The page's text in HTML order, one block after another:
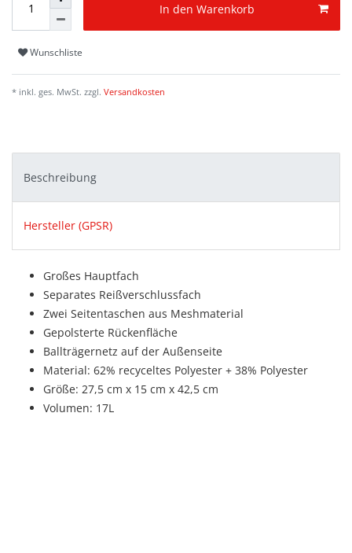
In den Warenkorb
Wunschliste
* inkl. ges. MwSt. zzgl. Versandkosten
Beschreibung
Hersteller (GPSR)
Großes Hauptfach
Separates Reißverschlussfach
Zwei Seitentaschen aus Meshmaterial
Gepolsterte Rückenfläche
Ballträgernetz auf der Außenseite
Material: 62% recyceltes Polyester + 38% Polyester
Größe: 27,5 cm x 15 cm x 42,5 cm
Volumen: 17L